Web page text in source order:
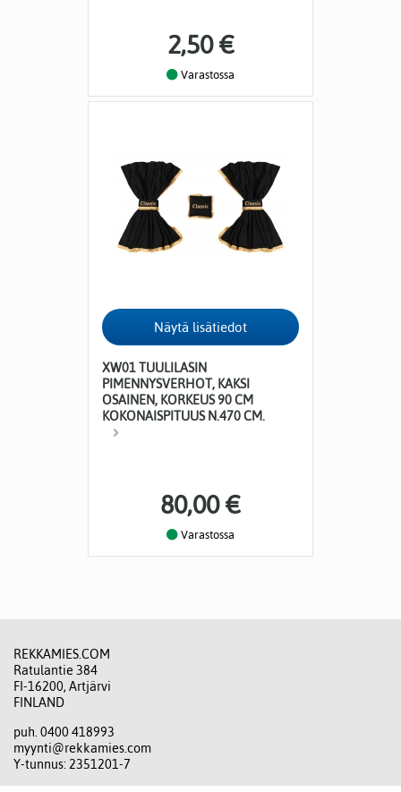
2,50 €
Varastossa
XW01 TUULILASIN
PIMENNYSVERHOT, KAKSI
OSAINEN, KORKEUS 90 CM
KOKONAISPITUUS N.470 CM.
80,00 €
Varastossa
REKKAMIES.COM
Ratulantie 384
FI-16200, Artjärvi
FINLAND
puh. 0400 418993
myynti@rekkamies.com
Y-tunnus: 2351201-7